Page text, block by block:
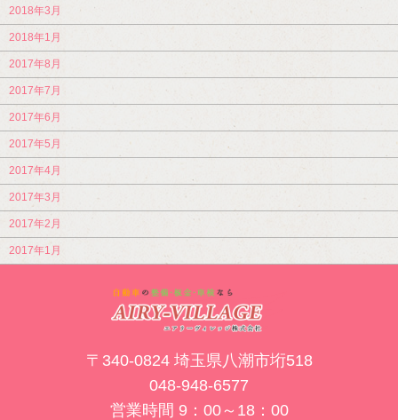
2018年3月
2018年1月
2017年8月
2017年7月
2017年6月
2017年5月
2017年4月
2017年3月
2017年2月
2017年1月
〒340-0824 埼玉県八潮市垳518
048-948-6577
営業時間 9：00～18：00